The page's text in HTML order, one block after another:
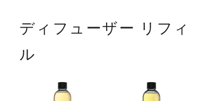
ディフューザー リフィ
ル